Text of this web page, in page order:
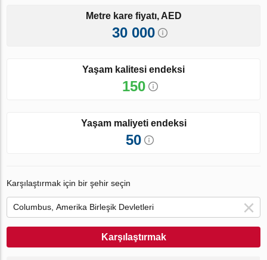
Metre kare fiyatı, AED
30 000
Yaşam kalitesi endeksi
150
Yaşam maliyeti endeksi
50
Karşılaştırmak için bir şehir seçin
Karşılaştırmak